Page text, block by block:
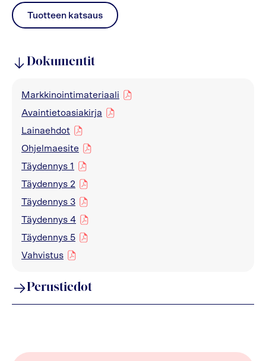
Tuotteen katsaus
pdf
Dokumentit
Markkinointimateriaali
pdf
Avaintietoasiakirja
pdf
Lainaehdot
pdf
Ohjelmaesite
pdf
Täydennys 1
pdf
Täydennys 2
pdf
Täydennys 3
pdf
Täydennys 4
pdf
Täydennys 5
pdf
Vahvistus
pdf
Perustiedot